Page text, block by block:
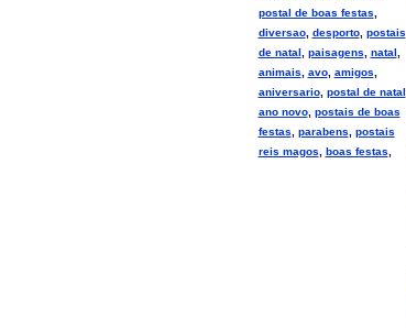
postal de boas festas
diversao, desporto, postais
de natal
paisagens natal
animais
avo, amigos
aniversario, postal de natal
ano novo, postais de boas
festas
parabens
postais
reis magos
boas festas